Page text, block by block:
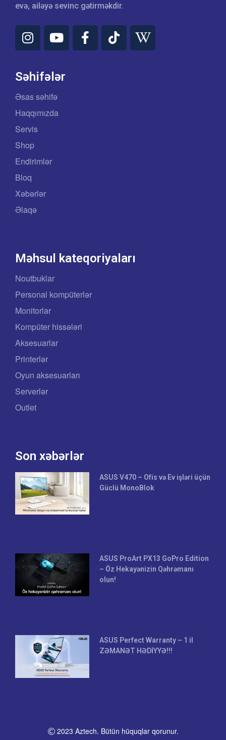
evə, ailəyə sevinc gətirməkdir.
Səhifələr
Əsas səhifə
Haqqımızda
Servis
Shop
Endirimlər
Bloq
Xəbərlər
Əlaqə
Məhsul kateqoriyaları
Noutbuklar
Personal kompüterlər
Monitorlar
Kompüter hissələri
Aksesuarlar
Printerlər
Oyun aksesuarları
Serverlər
Outlet
Son xəbərlər
ASUS V470 – Ofis və Ev işləri üçün
Güclü MonoBlok
ASUS ProArt PX13 GoPro Edition
– Öz Hekayənizin Qəhrəmanı
olun!
ASUS Perfect Warranty – 1 il
ZƏMANƏT HƏDİYYƏ!!!
2023 Aztech. Bütün hüquqlar qorunur.